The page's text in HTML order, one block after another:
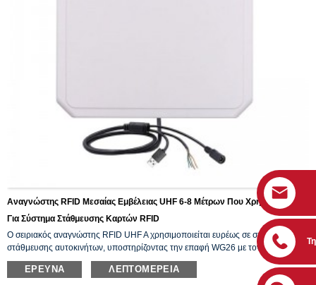
Αναγνώστης RFID Μεσαίας Εμβέλειας UHF 6-8 Μέτρων Που Χρησιμοποιείται
Για Σύστημα Στάθμευσης Καρτών RFID
Ο σειριακός αναγνώστης RFID UHF A χρησιμοποιείται ευρέως σε συστήματα
στάθμευσης αυτοκινήτων, υποστηρίζοντας την επαφή WG26 με τον ελεγκτή της
πλακέτας. Η απόσταση ανάγνωσης είναι από 6 μέτρα έως 8 μέτρα.
ΈΡΕΥΝΑ ΛΕΠΤΟΜΈΡΕΙΑ